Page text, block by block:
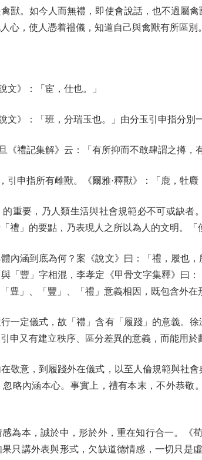
獸。如今人而無禮，即使會說話，也不過屬
心，使人憑着禮儀，知道自己與禽獸有所區別。
》：「宦，仕也。」
》：「班，分瑞玉也。」由分玉引申指分別一
禮記集解》云：「有所抑而不敢肆謂之撙，
申指所有雌獸。《爾雅·釋獸》：「鹿，牡麚
要，乃人類生活與社會規範必不可或缺者
禮」的要點，乃表現人之所以為人的文明。
涵到底為何？案《說文》曰：「禮，履也，
「豐」字相混，李孝定《甲骨文字集釋》曰
豊」、「豐」、「禮」意義相因，既包含外在
定儀式，故「禮」含有「履踐」的意義。徐
申又有建立秩序、區分差異的意義，而能用
意，到履踐外在儀式，以至人倫規範與社會
略內涵本心。事實上，禮有本末，不外恭
本，誠於中，形於外，重在知行合一。《
只講外表與形式，欠缺道德情感，一切只是